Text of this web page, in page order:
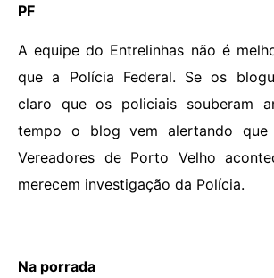
PF
A equipe do Entrelinhas não é
que a Polícia Federal. Se os
claro que os policiais souberam
tempo o blog vem alertando que
Vereadores de Porto Velho
merecem investigação da Polícia.
Na porrada